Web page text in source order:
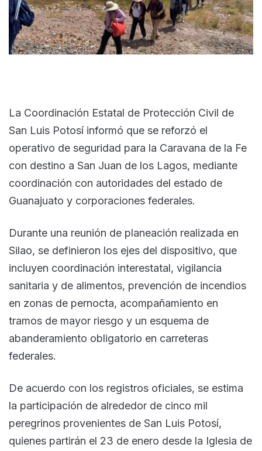
La Coordinación Estatal de Protección Civil de
San Luis Potosí informó que se reforzó el
operativo de seguridad para la Caravana de la Fe
con destino a San Juan de los Lagos, mediante
coordinación con autoridades del estado de
Guanajuato y corporaciones federales.
Durante una reunión de planeación realizada en
Silao, se definieron los ejes del dispositivo, que
incluyen coordinación interestatal, vigilancia
sanitaria y de alimentos, prevención de incendios
en zonas de pernocta, acompañamiento en
tramos de mayor riesgo y un esquema de
abanderamiento obligatorio en carreteras
federales.
De acuerdo con los registros oficiales, se estima
la participación de alrededor de cinco mil
peregrinos provenientes de San Luis Potosí,
quienes partirán el 23 de enero desde la Iglesia de